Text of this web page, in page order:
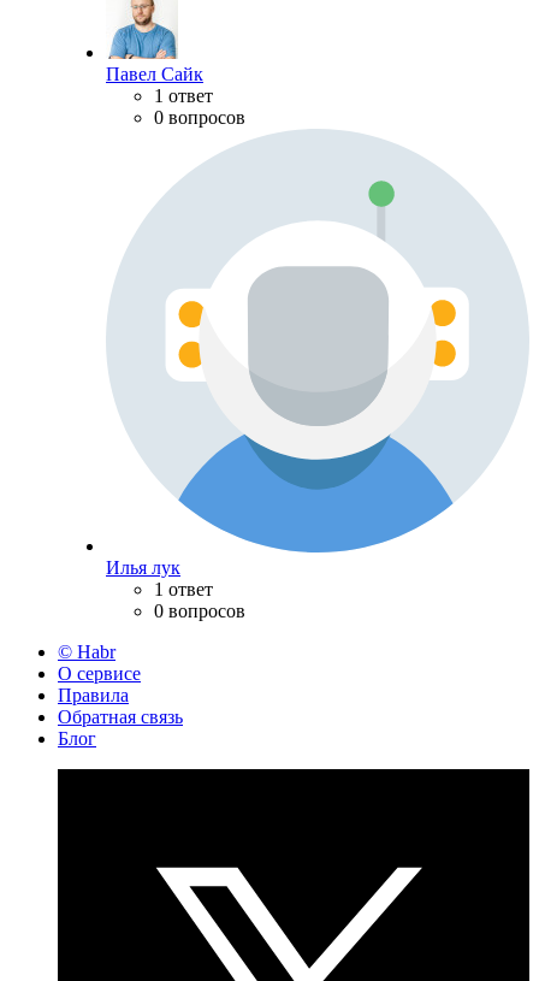
Павел Сайк
1 ответ
0 вопросов
Илья лук
1 ответ
0 вопросов
© Habr
О сервисе
Правила
Обратная связь
Блог